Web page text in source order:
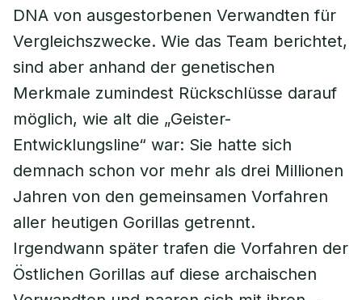
DNA von ausgestorbenen Verwandten für
Vergleichszwecke. Wie das Team berichtet,
sind aber anhand der genetischen
Merkmale zumindest Rückschlüsse darauf
möglich, wie alt die „Geister-
Entwicklungsline“ war: Sie hatte sich
demnach schon vor mehr als drei Millionen
Jahren von den gemeinsamen Vorfahren
aller heutigen Gorillas getrennt.
Irgendwann später trafen die Vorfahren der
Östlichen Gorillas auf diese archaischen